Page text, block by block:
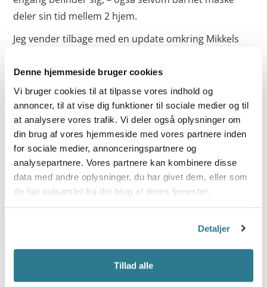
Denne hjemmeside bruger cookies
Vi bruger cookies til at tilpasse vores indhold og
annoncer, til at vise dig funktioner til sociale medier og til
at analysere vores trafik. Vi deler også oplysninger om
din brug af vores hjemmeside med vores partnere inden
for sociale medier, annonceringspartnere og
analysepartnere. Vores partnere kan kombinere disse
data med andre oplysninger, du har givet dem, eller som
de har indsamlet fra din brug af deres tjenester.
Detaljer
Tillad alle
deler sin tid mellem 2 hjem.
Jeg vender tilbage med en update omkring Mikkels
Note: Som altid, er ‘Mikkel’ et opdigtet navn for at
sikre anonymiteten.
NÆSTE